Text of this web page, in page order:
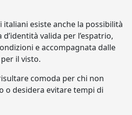
esiste anche la possibilità
valida per l’espatrio,
e accompagnata dalle
il visto.
comoda per chi non
o desidera evitare tempi di